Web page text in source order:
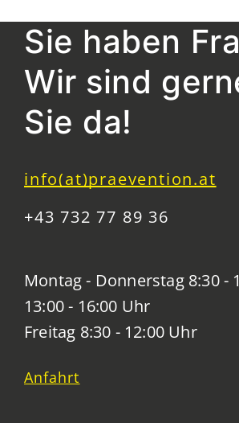
Sie haben
Wir sind
Sie da!
info(at)praevention.at
+43 732 77 89 36
Montag - Donnerstag 8:30 -
13:00 - 16:00 Uhr
Freitag 8:30 - 12:00 Uhr
Anfahrt